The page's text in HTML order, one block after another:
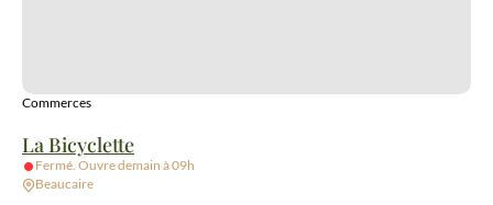
La Bicyclette
Commerces
Fermé. Ouvre demain à 09h
Beaucaire